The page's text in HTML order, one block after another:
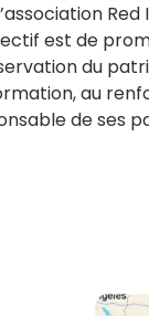
Red
est de
du
au
de ses